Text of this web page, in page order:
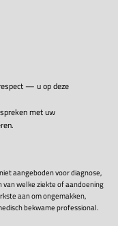
— u op deze
met uw
aangeboden voor diagnose,
welke ziekte of aandoening
aan om ongemakken,
bekwame professional.